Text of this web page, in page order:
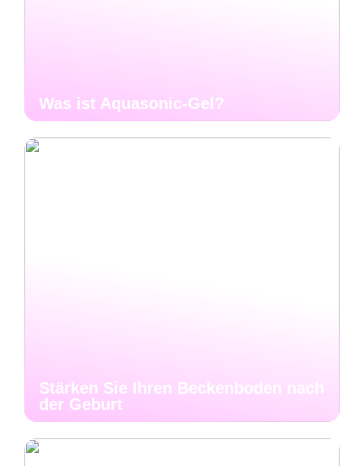
Was ist Aquasonic-Gel?
Stärken Sie Ihren Beckenboden nach
der Geburt